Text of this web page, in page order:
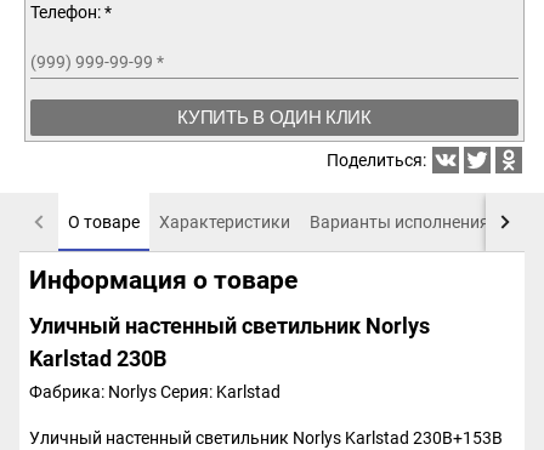
Телефон: *
(999) 999-99-99 *
КУПИТЬ В ОДИН КЛИК
Поделиться:
О товаре Характеристики Варианты исполнения
Информация о товаре
Уличный настенный светильник Norlys
Karlstad 230B
Фабрика: NorlysСерия: Karlstad
Уличный настенный светильник Norlys Karlstad 230B+153B